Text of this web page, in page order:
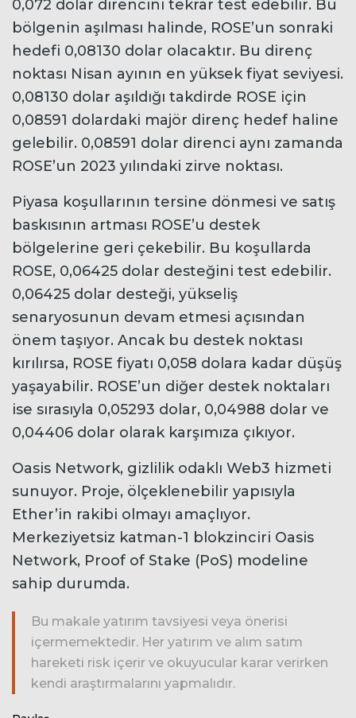
0,072 dolar direncini tekrar test edebilir. Bu
bölgenin aşılması halinde, ROSE’un sonraki
hedefi 0,08130 dolar olacaktır. Bu direnç
noktası Nisan ayının en yüksek fiyat seviyesi.
0,08130 dolar aşıldığı takdirde ROSE için
0,08591 dolardaki majör direnç hedef haline
gelebilir. 0,08591 dolar direnci aynı zamanda
ROSE’un 2023 yılındaki zirve noktası.
Piyasa koşullarının tersine dönmesi ve satış
baskısının artması ROSE’u destek
bölgelerine geri çekebilir. Bu koşullarda
ROSE, 0,06425 dolar desteğini test edebilir.
0,06425 dolar desteği, yükseliş
senaryosunun devam etmesi açısından
önem taşıyor. Ancak bu destek noktası
kırılırsa, ROSE fiyatı 0,058 dolara kadar düşüş
yaşayabilir. ROSE’un diğer destek noktaları
ise sırasıyla 0,05293 dolar, 0,04988 dolar ve
0,04406 dolar olarak karşımıza çıkıyor.
Oasis Network, gizlilik odaklı Web3 hizmeti
sunuyor. Proje, ölçeklenebilir yapısıyla
Ether’in rakibi olmayı amaçlıyor.
Merkeziyetsiz katman-1 blokzinciri Oasis
Network, Proof of Stake (PoS) modeline
sahip durumda.
Bu makale yatırım tavsiyesi veya önerisi
içermemektedir. Her yatırım ve alım satım
hareketi risk içerir ve okuyucular karar verirken
kendi araştırmalarını yapmalıdır.